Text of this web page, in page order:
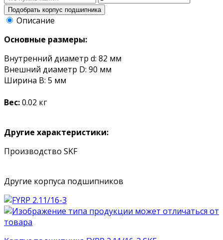
Описание
Основные размеры:
Внутренний диаметр d: 82 мм
Внешний диаметр D: 90 мм
Ширина B: 5 мм
Вес:0.02 кг
Другие характеристики:
Производство SKF
Другие корпуса подшипников